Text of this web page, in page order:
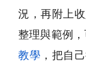
況，再附上
整理與範例
教學 ，把自